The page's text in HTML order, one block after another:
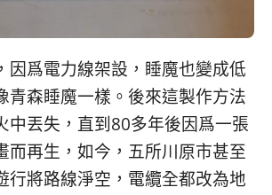
因爲電力線架設，睡魔也變成低
青森睡魔一樣。後來這製作方法
中丟失，直到80多年後因爲一張
而再生，如今，五所川原市甚至
行將路線淨空，電纜全都改為地